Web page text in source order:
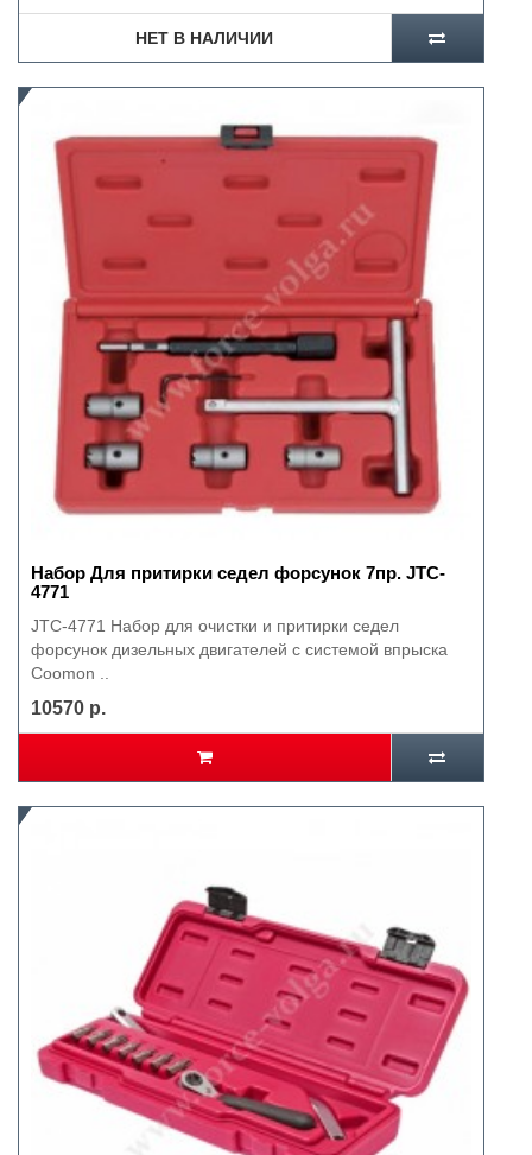
НЕТ В НАЛИЧИИ
Набор Для притирки седел форсунок 7пр. JTC-
4771
JTC-4771 Набор для очистки и притирки седел
форсунок дизельных двигателей с системой впрыска
Coomon ..
10570 р.